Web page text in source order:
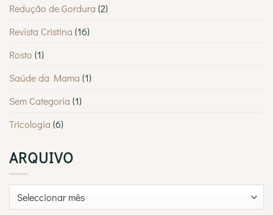
Redução de Gordura (2)
Revista Cristina (16)
Rosto (1)
Saúde da Mama (1)
Sem Categoria (1)
Tricologia (6)
ARQUIVO
Arquivo